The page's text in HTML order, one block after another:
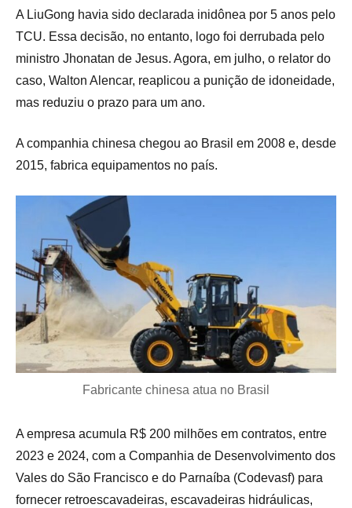
A LiuGong havia sido declarada inidônea por 5 anos pelo
TCU. Essa decisão, no entanto, logo foi derrubada pelo
ministro Jhonatan de Jesus. Agora, em julho, o relator do
caso, Walton Alencar, reaplicou a punição de idoneidade,
mas reduziu o prazo para um ano.
A companhia chinesa chegou ao Brasil em 2008 e, desde
2015, fabrica equipamentos no país.
Fabricante chinesa atua no Brasil
A empresa acumula R$ 200 milhões em contratos, entre
2023 e 2024, com a Companhia de Desenvolvimento dos
Vales do São Francisco e do Parnaíba (Codevasf) para
fornecer retroescavadeiras, escavadeiras hidráulicas,